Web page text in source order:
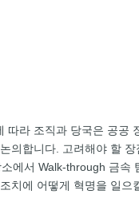
따라 조직과 당국은 공공
의합니다. 고려해야 할 장
에서 Walk-through 금속
치에 어떻게 혁명을 일으